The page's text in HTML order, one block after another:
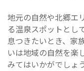
地元の自然や北郷エ
る温泉スポットとし
息つきたいとき、家
いは地域の自然を楽
みてはいかがでしょ